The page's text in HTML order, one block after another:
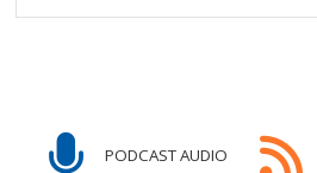
PODCAST AUDIO